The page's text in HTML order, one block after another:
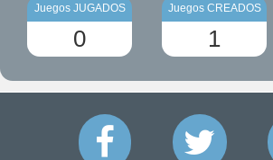
Juegos JUGADOS
0
Juegos CREADOS
1